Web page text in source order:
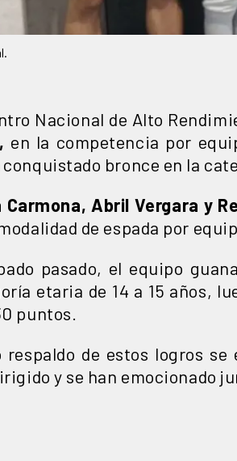
Nacional de Alto
en la competencia por
bronce en la
Carmona, Abril Vergara y
de espada por
pasado, el equipo
etaria de 14 a 15 años,
puntos.
respaldo de estos logros se
y se han emocionado